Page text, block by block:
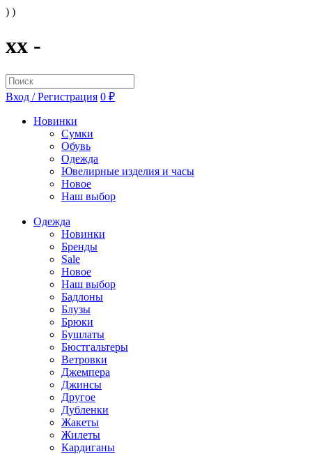
) )
xx -
Вход / Регистрация 0 ₽
Новинки
Сумки
Обувь
Одежда
Ювелирные изделия и часы
Новое
Наш выбор
Одежда
Новинки
Бренды
Sale
Новое
Наш выбор
Бадлоны
Блузы
Брюки
Бушлаты
Бюстгальтеры
Ветровки
Джемпера
Джинсы
Другое
Дубленки
Жакеты
Жилеты
Кардиганы